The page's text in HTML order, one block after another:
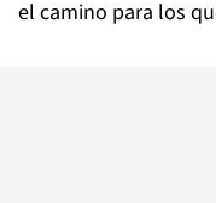
el camino para los